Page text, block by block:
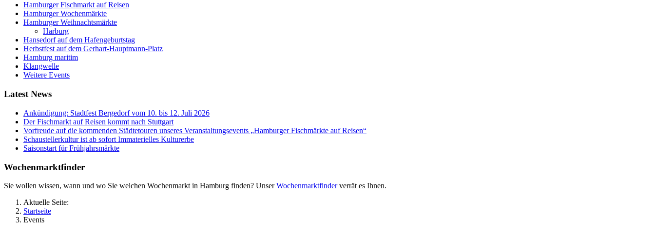
Hamburger Fischmarkt auf Reisen
Hamburger Wochenmärkte
Hamburger Weihnachtsmärkte
Harburg
Hansedorf auf dem Hafengeburtstag
Herbstfest auf dem Gerhart-Hauptmann-Platz
Hamburg maritim
Klangwelle
Weitere Events
Latest News
Ankündigung: Stadtfest Bergedorf vom 10. bis 12. Juli 2026
Der Fischmarkt auf Reisen kommt nach Stuttgart
Vorfreude auf die kommenden Städtetouren unseres Veranstaltungsevents „Hamburger Fischmärkte auf Reisen“
Schaustellerkultur ist ab sofort Immaterielles Kulturerbe
Saisonstart für Frühjahrsmärkte
Wochenmarktfinder
Sie wollen wissen, wann und wo Sie welchen Wochenmarkt in Hamburg finden? UnserWochenmarktfinderverrät es Ihnen.
Aktuelle Seite:
Startseite
Events